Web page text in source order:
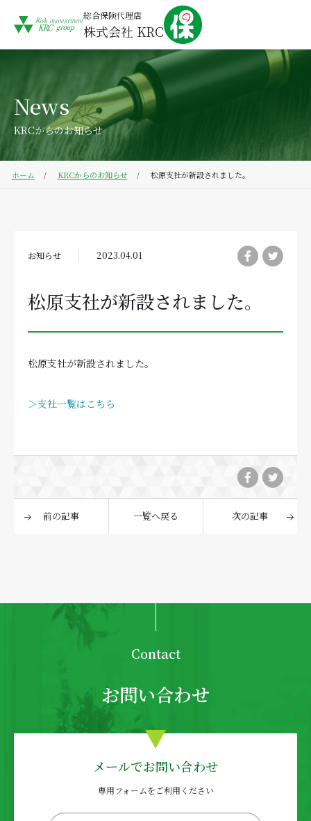
総合保険代理店
株式会社 KRC
News
KRCからのお知らせ
ホーム KRCからのお知らせ 松原支社が新設されました。
お知らせ 2023.04.01
松原支社が新設されました。
松原支社が新設されました。
＞支社一覧はこちら
前の記事 一覧へ戻る 次の記事
Contact
お問い合わせ
メールでお問い合わせ
専用フォームをご利用ください